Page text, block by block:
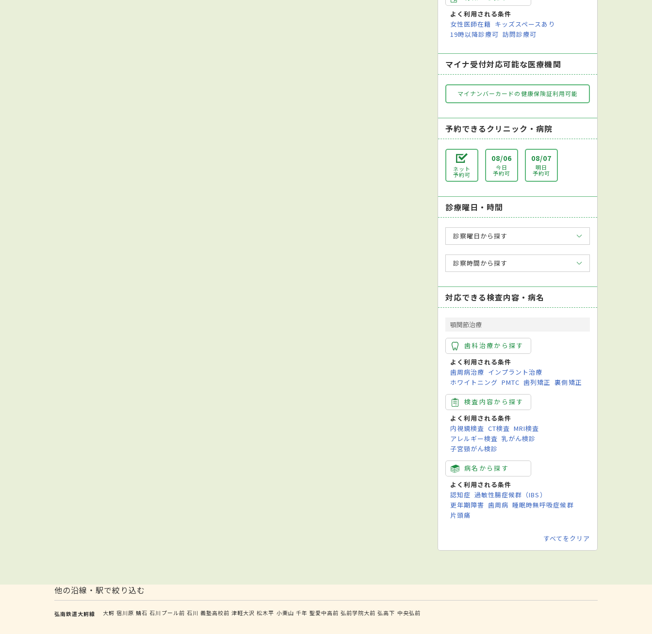
よく利用される条件
女性医師在籍 キッズスペースあり
19時以降診療可 訪問診療可
マイナ受付対応可能な医療機関
マイナンバーカードの健康保険証利用可能
予約できるクリニック・病院
ネット
予約可
08/06
今日
予約可
08/07
明日
予約可
診療曜日・時間
診察曜日から探す
診察時間から探す
対応できる検査内容・病名
顎関節治療
歯科治療から探す
よく利用される条件
歯周病治療 インプラント治療
ホワイトニング PMTC 歯列矯正 裏側矯正
検査内容から探す
よく利用される条件
内視鏡検査 CT検査 MRI検査
アレルギー検査 乳がん検診
子宮頸がん検診
病名から探す
よく利用される条件
認知症 過敏性腸症候群（IBS）
更年期障害 歯周病 睡眠時無呼吸症候群
片頭痛
すべてをクリア
他の沿線・駅で絞り込む
弘南鉄道大鰐線 大鰐 宿川原 鯖石 石川プール前 石川 義塾高校前 津軽大沢 松木平 小栗山 千年 聖愛中高前 弘前学院大前 弘高下 中央弘前